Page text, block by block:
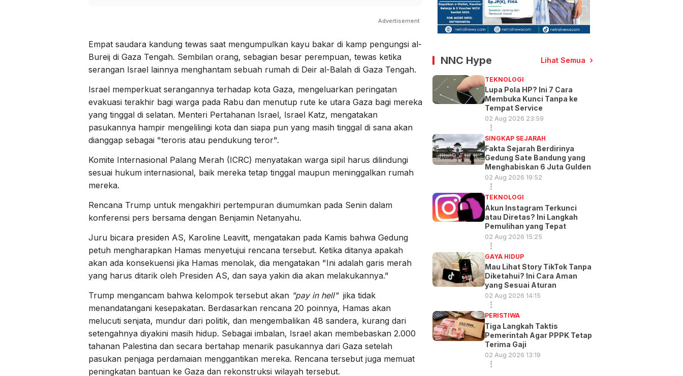
Advertisement
Empat saudara kandung tewas saat mengumpulkan kayu bakar di kamp pengungsi al-
Bureij di Gaza Tengah. Sembilan orang, sebagian besar perempuan, tewas ketika
serangan Israel lainnya menghantam sebuah rumah di Deir al-Balah di Gaza Tengah.
Israel memperkuat serangannya terhadap kota Gaza, mengeluarkan peringatan
evakuasi terakhir bagi warga pada Rabu dan menutup rute ke utara Gaza bagi mereka
yang tinggal di selatan. Menteri Pertahanan Israel, Israel Katz, mengatakan
pasukannya hampir mengelilingi kota dan siapa pun yang masih tinggal di sana akan
dianggap sebagai "teroris atau pendukung teror".
Komite Internasional Palang Merah (ICRC) menyatakan warga sipil harus dilindungi
sesuai hukum internasional, baik mereka tetap tinggal maupun meninggalkan rumah
mereka.
Rencana Trump untuk mengakhiri pertempuran diumumkan pada Senin dalam
konferensi pers bersama dengan Benjamin Netanyahu.
Juru bicara presiden AS, Karoline Leavitt, mengatakan pada Kamis bahwa Gedung
petuh mengharapkan Hamas menyetujui rencana tersebut. Ketika ditanya apakah
akan ada konsekuensi jika Hamas menolak, dia mengatakan "Ini adalah garis merah
yang harus ditarik oleh Presiden AS, dan saya yakin dia akan melakukannya."
Trump mengancam bahwa kelompok tersebut akan "pay in hell" jika tidak
menandatangani kesepakatan. Berdasarkan rencana 20 poinnya, Hamas akan
melucuti senjata, mundur dari politik, dan mengembalikan 48 sandera, kurang dari
setengahnya diyakini masih hidup. Sebagai imbalan, Israel akan membebaskan 2.000
tahanan Palestina dan secara bertahap menarik pasukannya dari Gaza setelah
pasukan penjaga perdamaian menggantikan mereka. Rencana tersebut juga memuat
peningkatan bantuan ke Gaza dan rekonstruksi wilayah tersebut.
NNC Hype Lihat Semua
TEKNOLOGI
Lupa Pola HP? Ini 7 Cara
Membuka Kunci Tanpa ke
Tempat Service
02 Aug 2026 23:59
SINGKAP SEJARAH
Fakta Sejarah Berdirinya
Gedung Sate Bandung yang
Menghabiskan 6 Juta Gulden
02 Aug 2026 19:52
TEKNOLOGI
Akun Instagram Terkunci
atau Diretas? Ini Langkah
Pemulihan yang Tepat
02 Aug 2026 15:25
GAYA HIDUP
Mau Lihat Story TikTok Tanpa
Diketahui? Ini Cara Aman
yang Sesuai Aturan
02 Aug 2026 14:15
PERISTIWA
Tiga Langkah Taktis
Pemerintah Agar PPPK Tetap
Terima Gaji
02 Aug 2026 13:19